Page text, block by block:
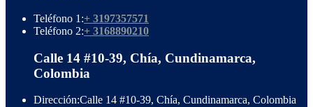
Teléfono 1:+ 3197357571
Teléfono 2:+ 3168890210
Calle 14 #10-39, Chía, Cundinamarca,
Colombia
Dirección:Calle 14 #10-39, Chía, Cundinamarca, Colombia